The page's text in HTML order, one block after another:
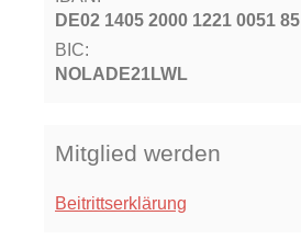
DE02 1405 2000 1221 0051 85
BIC:
NOLADE21LWL
Mitglied werden
Beitrittserklärung